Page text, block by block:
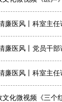
廉医风丨科室主
廉医风丨党员干
廉医风丨科室主
文化微视频《三个